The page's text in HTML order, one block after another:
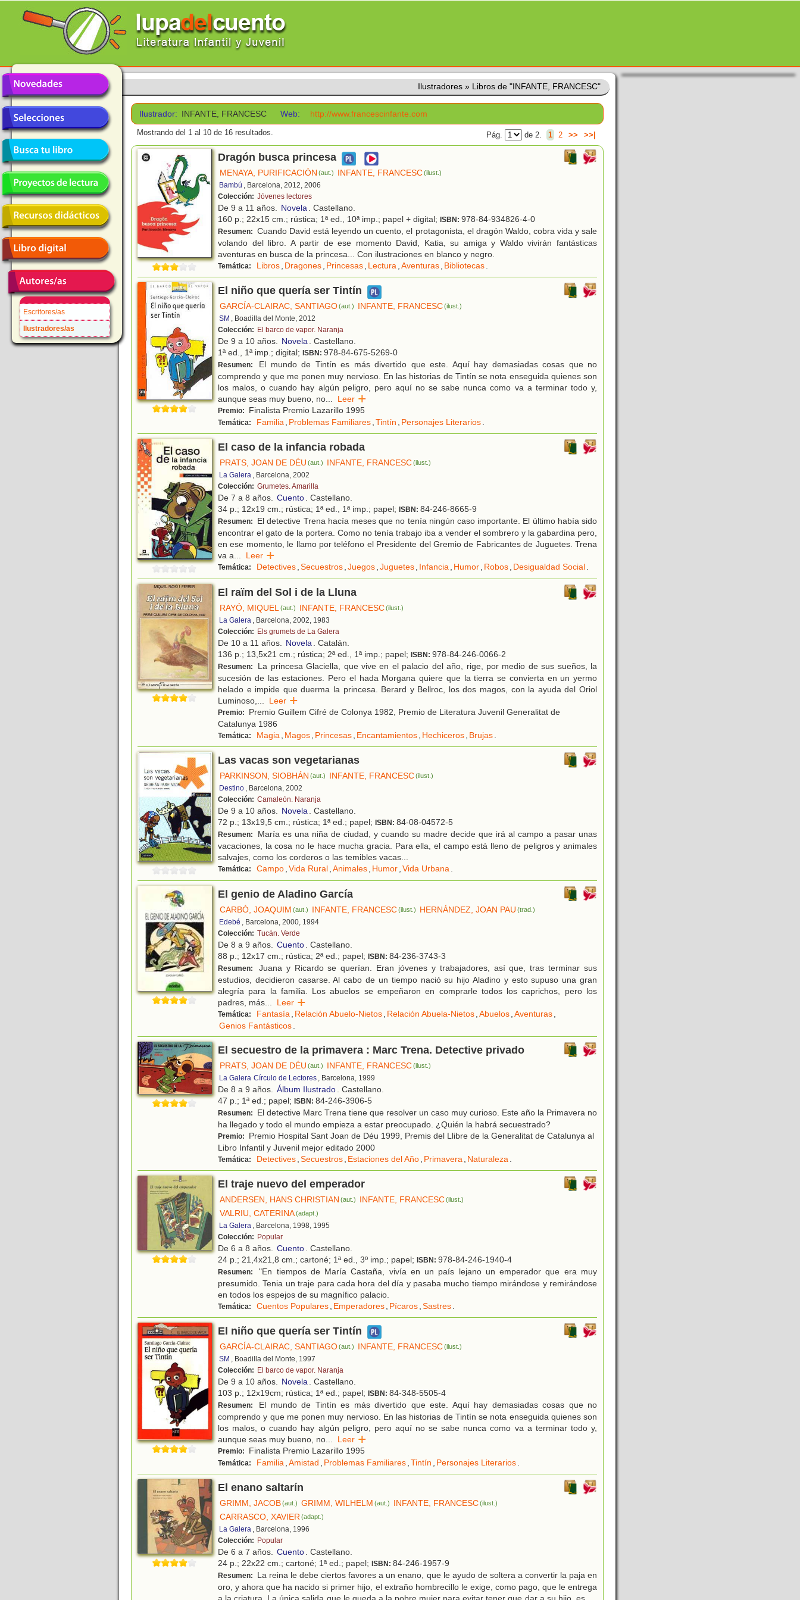
Escritores/as
Ilustradores/as
Ilustradores » Libros de "INFANTE, FRANCESC"
Ilustrador: INFANTE, FRANCESC Web: http://www.francescinfante.com
Mostrando del 1 al 10 de 16 resultados. Pág. de 2. 1 2 >> >>|
Dragón busca princesa
MENAYA, PURIFICACIÓN (aut.) INFANTE, FRANCESC(ilust.)
Bambú , Barcelona, 2012, 2006
Colección: Jóvenes lectores
De 9 a 11 años. Novela. Castellano.
160 p.; 22x15 cm.; rústica; 1ª ed., 10ª imp.; papel + digital; ISBN: 978-84-934826-4-0
Resumen: Cuando David está leyendo un cuento, el protagonista, el dragón Waldo, cobra vida y sale
volando del libro. A partir de ese momento David, Katia, su amiga y Waldo vivirán fantásticas
aventuras en busca de la princesa... Con ilustraciones en blanco y negro.
Temática: Libros, Dragones, Princesas, Lectura,Aventuras, Bibliotecas.
El niño que quería ser Tintín
GARCÍA-CLAIRAC, SANTIAGO(aut.) INFANTE, FRANCESC(ilust.)
SM , Boadilla del Monte, 2012
Colección: El barco de vapor. Naranja
De 9 a 10 años. Novela. Castellano.
1ª ed., 1ª imp.; digital; ISBN: 978-84-675-5269-0
Resumen:
El mundo de Tintín es más divertido que este. Aquí hay demasiadas cosas que no
comprendo y que me ponen muy nervioso. En las historias de Tintín se nota enseguida quienes son
los malos, o cuando hay algún peligro, pero aquí no se sabe nunca como va a terminar todo y,
aunque seas muy bueno, no... Leer
Premio: Finalista Premio Lazarillo 1995
Temática: Familia, Problemas Familiares,Tintín , Personajes Literarios.
El caso de la infancia robada
PRATS, JOAN DE DÉU (aut.) INFANTE, FRANCESC(ilust.)
La Galera , Barcelona, 2002
Colección: Grumetes. Amarilla
De 7 a 8 años. Cuento. Castellano.
34 p.; 12x19 cm.; rústica; 1ª ed., 1ª imp.; papel; ISBN: 84-246-8665-9
Resumen:
El detective Trena hacía meses que no tenía ningún caso importante. El último había sido
encontrar el gato de la portera. Como no tenía trabajo iba a vender el sombrero y la gabardina pero,
en ese momento, le llamo por teléfono el Presidente del Gremio de Fabricantes de Juguetes. Trena
va a... Leer
Temática: Detectives,Secuestros,Juegos,Juguetes, Infancia, Humor, Robos, Desigualdad Social.
El raïm del Sol i de la Lluna
RAYÓ, MIQUEL (aut.) INFANTE, FRANCESC(ilust.)
La Galera , Barcelona, 2002, 1983
Colección: Els grumets de La Galera
De 10 a 11 años. Novela
. Catalán.
136 p.; 13,5x21 cm.; rústica; 2ª ed., 1ª imp.; papel; ISBN: 978-84-246-0066-2
Resumen:
La princesa Glaciella, que vive en el palacio del año, rige, por medio de sus sueños, la
sucesión de las estaciones. Pero el hada Morgana quiere que la tierra se convierta en un yermo
helado e impide que duerma la princesa. Berard y Bellroc, los dos magos, con la ayuda del Oriol
Luminoso,
Leer
Premio:
Premio Guillem Cifré de Colonya 1982, Premio de Literatura Juvenil Generalitat de
Catalunya 1986
Temática: Magia Magos Princesas Encantamientos Hechiceros Brujas
Las vacas son vegetarianas
PARKINSON, SIOBHÁN (aut.) INFANTE, FRANCESC(ilust.)
Destino , Barcelona, 2002
Colección: Camaleón. Naranja
De 9 a 10 años. Novela
. Castellano.
72 p.; 13x19,5 cm.; rústica; 1ª ed.; papel; ISBN: 84-08-04572-5
Resumen:
María es una niña de ciudad, y cuando su madre decide que irá al campo a pasar unas
vacaciones, la cosa no le hace mucha gracia. Para ella, el campo está lleno de peligros y animales
salvajes, como los corderos o las temibles vacas...
Temática: Campo Vida Rural Animales Humor Vida Urbana
El genio de Aladino García
CARBÓ, JOAQUIM (aut.) INFANTE, FRANCESC(ilust.) HERNÁNDEZ, JOAN PAU (trad.)
Edebé
, Barcelona, 2000, 1994
Colección: Tucán. Verde
De 8 a 9 años. Cuento
. Castellano.
88 p.; 12x17 cm.; rústica; 2ª ed.; papel; ISBN: 84-236-3743-3
Resumen:
Juana y Ricardo se querían. Eran jóvenes y trabajadores, así que, tras terminar sus
estudios, decidieron casarse. Al cabo de un tiempo nació su hijo Aladino y esto supuso una gran
alegría para la familia. Los abuelos se empeñaron en comprarle todos los caprichos, pero los
padres, más
Leer
Temática: Fantasía Relación Abuelo-Nietos Relación Abuela-Nietos Abuelos Aventuras
Genios Fantásticos
El secuestro de la primavera : Marc Trena. Detective privado
PRATS, JOAN DE DÉU (aut.) INFANTE, FRANCESC(ilust.)
La Galera Círculo de Lectores , Barcelona, 1999
De 8 a 9 años. Álbum Ilustrado
. Castellano.
47 p.; 1ª ed.; papel; ISBN: 84-246-3906-5
Resumen:
El detective Marc Trena tiene que resolver un caso muy curioso. Este año la Primavera no
ha llegado y todo el mundo empieza a estar preocupado. ¿Quién la habrá secuestrado?
Premio:
Premio Hospital Sant Joan de Déu 1999, Premis del Llibre de la Generalitat de Catalunya al
Libro Infantil y Juvenil mejor editado 2000
Temática: Detectives Secuestros Estaciones del Año Primavera Naturaleza
El traje nuevo del emperador
ANDERSEN, HANS CHRISTIAN (aut.) INFANTE, FRANCESC(ilust.)
VALRIU, CATERINA(adapt.)
La Galera
, Barcelona, 1998, 1995
Colección: Popular
De 6 a 8 años. Cuento
. Castellano.
24 p.; 21,4x21,8 cm.; cartoné; 1ª ed., 3º imp.; papel; ISBN: 978-84-246-1940-4
Resumen:
"En tiempos de María Castaña, vivía en un país lejano un emperador que era muy
presumido. Tenia un traje para cada hora del día y pasaba mucho tiempo mirándose y remirándose
en todos los espejos de su magnífico palacio.
Temática: Cuentos Populares Emperadores Pícaros Sastres
El niño que quería ser Tintín
GARCÍA-CLAIRAC, SANTIAGO(aut.) INFANTE, FRANCESC(ilust.)
SM
, Boadilla del Monte, 1997
Colección: El barco de vapor. Naranja
De 9 a 10 años. Novela
. Castellano.
103 p.; 12x19cm; rústica; 1ª ed.; papel; ISBN: 84-348-5505-4
Resumen:
El mundo de Tintín es más divertido que este. Aquí hay demasiadas cosas que no
comprendo y que me ponen muy nervioso. En las historias de Tintín se nota enseguida quienes son
los malos, o cuando hay algún peligro, pero aquí no se sabe nunca como va a terminar todo y,
aunque seas muy bueno, no
Leer
Premio: Finalista Premio Lazarillo 1995
Temática: Familia Amistad Problemas Familiares Tintín Personajes Literarios
El enano saltarín
GRIMM, JACOB(aut.) GRIMM, WILHELM (aut.) INFANTE, FRANCESC (ilust.)
CARRASCO, XAVIER (adapt.)
La Galera
, Barcelona, 1996
Colección: Popular
De 6 a 7 años. Cuento
. Castellano.
24 p.; 22x22 cm.; cartoné; 1ª ed.; papel; ISBN: 84-246-1957-9
Resumen:
La reina le debe ciertos favores a un enano, que le ayudo de soltera a convertir la paja en
oro, y ahora que ha nacido si primer hijo, el extraño hombrecillo le exige, como pago, que le entrega
a la criatura. La única salida que le queda a la pobre mujer para evitar tener que dar a su hijo, es...